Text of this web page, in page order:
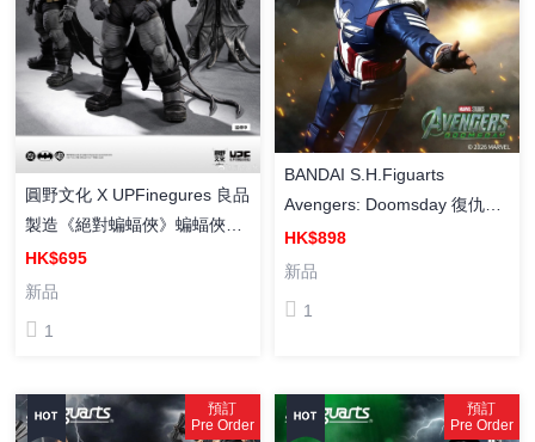
圓野文化 X UPFinegures 良品
製造《絕對蝙蝠俠》蝙蝠俠
1/12 成品可動人偶
HK$695
新品
1
BANDAI S.H.Figuarts
Avengers: Doomsday 復仇者
聯盟5·末日降臨 CAPTAIN
AMERICA 美國隊長（日版）
HK$898
新品
1
預訂
Pre Order
預訂
Pre Order